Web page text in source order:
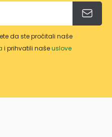
da ste pročitali naše
i prihvatili našeuslove